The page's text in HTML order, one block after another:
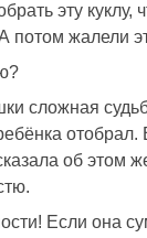
эту
потом жалели
сложная
об этом
Если она